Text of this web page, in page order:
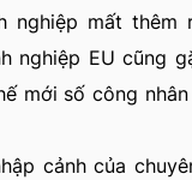
nghiệp mất thêm
nghiệp EU cũng
mới số công
cảnh của